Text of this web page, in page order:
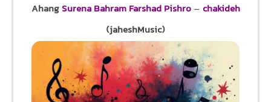
Ahang Surena Bahram Farshad Pishro– chakideh
(jaheshMusic)